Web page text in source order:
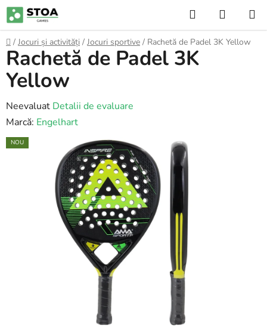
Treci
la
conținut
Căutare
DE
Acasă
/ Jocuri și activități / Jocuri sportive / Rachetă de Padel 3K Yellow
Rachetă de Padel 3K
Yellow
Evaluarea
medie
a
Neevaluat Detalii de evaluare
Marcă: Engelhart
NOU